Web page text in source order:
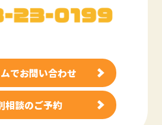
でお問い合わせ
相談のご予約